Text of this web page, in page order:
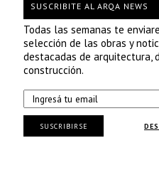
SUSCRIBITE AL ARQA NEWS
Todas las semanas te
selección de las obras y
destacadas de arquitectura,
construcción.
SUSCRIBIRSE